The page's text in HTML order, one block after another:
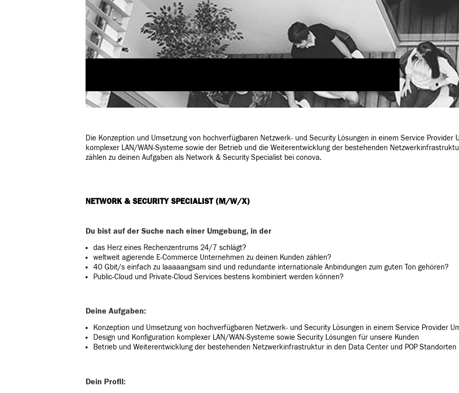
Die Konzeption und Umsetzung von hochverfügbaren Netzwerk- und Security Lösungen in einem Service Provider
komplexer LAN/WAN-Systeme sowie der Betrieb und die Weiterentwicklung der bestehenden
zählen zu deinen Aufgaben als Network & Security Specialist bei conova.
NETWORK & SECURITY SPECIALIST (M/W/X)
Du bist auf der Suche nach einer Umgebung, in der
das Herz eines Rechenzentrums 24/7 schlägt?
weltweit agierende E-Commerce Unternehmen zu deinen Kunden zählen?
40 Gbit/s einfach zu laaaaangsam sind und redundante internationale Anbindungen zum guten Ton gehören?
Public-Cloud und Private-Cloud Services bestens kombiniert werden können?
Deine Aufgaben:
Konzeption und Umsetzung von hochverfügbaren Netzwerk- und Security Lösungen in einem Service Provider
Design und Konfiguration komplexer LAN/WAN-Systeme sowie Security Lösungen für unsere Kunden
Betrieb und Weiterentwicklung der bestehenden Netzwerkinfrastruktur in den Data Center und POP Standorten
Dein Profil: